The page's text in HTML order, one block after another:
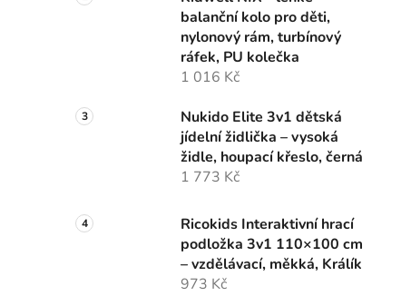
e
balanční kolo pro děti,
nylonový rám, turbínový
ráfek, PU kolečka
1 016 Kč
Nukido Elite 3v1 dětská
jídelní židlička – vysoká
židle, houpací křeslo, černá
1 773 Kč
Ricokids Interaktivní hrací
podložka 3v1 110×100 cm
– vzdělávací, měkká, Králík
973 Kč